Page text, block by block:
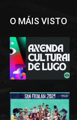
O MÁIS VISTO